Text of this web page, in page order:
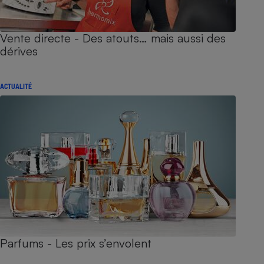
Vente directe - Des atouts… mais aussi des
dérives
ACTUALITÉ
Parfums - Les prix s’envolent